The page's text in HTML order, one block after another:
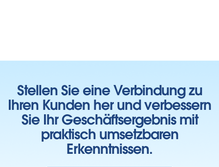
Stellen Sie eine Verbindung zu
Ihren Kunden her und verbessern
Sie Ihr Geschäftsergebnis mit
praktisch umsetzbaren
Erkenntnissen.